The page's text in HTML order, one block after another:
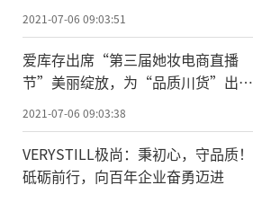
2021-07-06 09:03:51
爱库存出席“第三届她妆电商直播
节”美丽绽放，为“品质川货”出圈
再添助力！
2021-07-06 09:03:38
VERYSTILL极尚：秉初心，守品质！
砥砺前行，向百年企业奋勇迈进